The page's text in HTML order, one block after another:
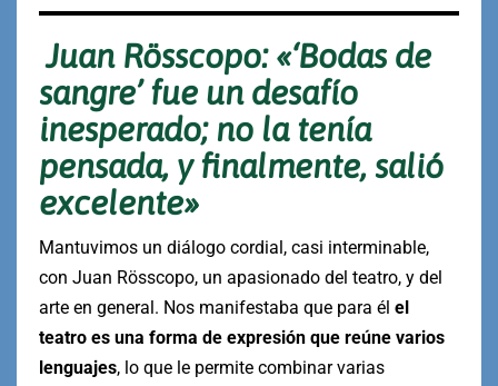
Juan Rösscopo: «‘Bodas de
sangre’ fue un desafío
inesperado; no la tenía
pensada, y finalmente, salió
excelente»
Mantuvimos un diálogo cordial, casi interminable,
con Juan Rösscopo, un apasionado del teatro, y del
arte en general. Nos manifestaba que para él el
teatro es una forma de expresión que reúne varios
lenguajes, lo que le permite combinar varias